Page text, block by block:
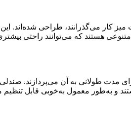
کار می‌گذرانند، طراحی شده‌اند.
هستند که می‌توانند راحتی
مدت طولانی به آن می‌پردازند.
و به‌طور معمول به‌خوبی قابل تنظیم